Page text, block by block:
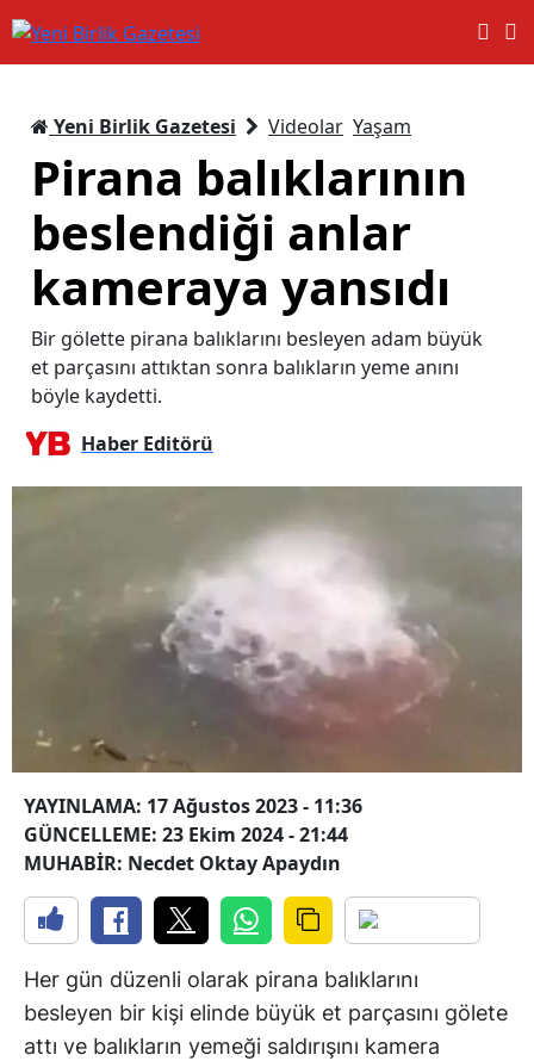
Yeni Birlik Gazetesi Videolar Yaşam
Pirana balıklarının
beslendiği anlar
kameraya yansıdı
Bir gölette pirana balıklarını besleyen adam büyük
et parçasını attıktan sonra balıkların yeme anını
böyle kaydetti.
Haber Editörü
YAYINLAMA: 17 Ağustos 2023 - 11:36
GÜNCELLEME: 23 Ekim 2024 - 21:44
MUHABİR: Necdet Oktay Apaydın
Her gün düzenli olarak pirana balıklarını
besleyen bir kişi elinde büyük et parçasını gölete
attı ve balıkların yemeği saldırışını kamera